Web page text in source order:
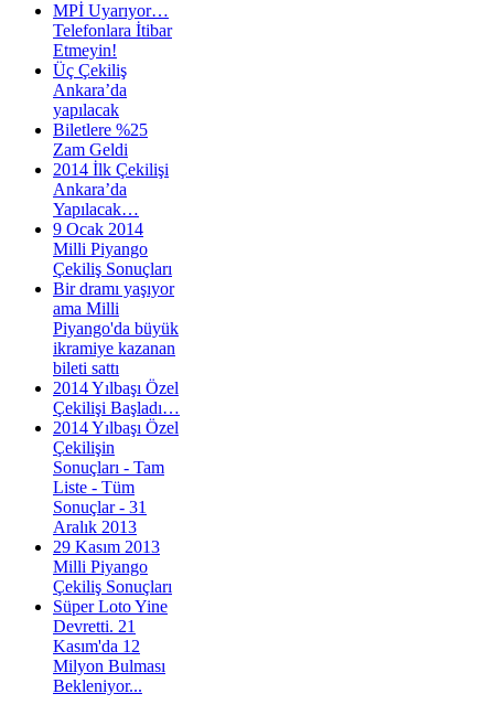
MPİ Uyarıyor…
Telefonlara İtibar
Etmeyin!
Üç Çekiliş
Ankara’da
yapılacak
Biletlere %25
Zam Geldi
2014 İlk Çekilişi
Ankara’da
Yapılacak…
9 Ocak 2014
Milli Piyango
Çekiliş Sonuçları
Bir dramı yaşıyor
ama Milli
Piyango'da büyük
ikramiye kazanan
bileti sattı
2014 Yılbaşı Özel
Çekilişi Başladı…
2014 Yılbaşı Özel
Çekilişin
Sonuçları - Tam
Liste - Tüm
Sonuçlar - 31
Aralık 2013
29 Kasım 2013
Milli Piyango
Çekiliş Sonuçları
Süper Loto Yine
Devretti. 21
Kasım'da 12
Milyon Bulması
Bekleniyor...